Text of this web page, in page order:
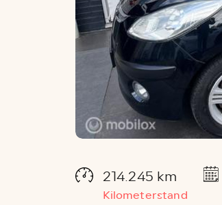
214.245 km
Kilometerstand